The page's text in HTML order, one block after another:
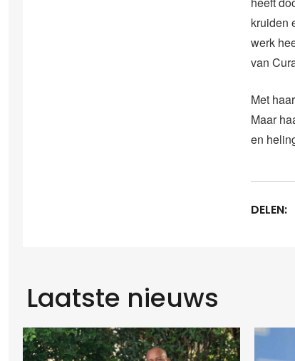
kruiden
werk
van
Met
Maar
en
DELEN:
Laatste nieuws